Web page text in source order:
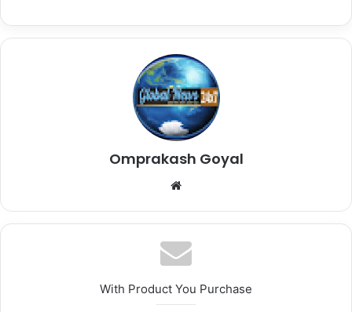
Omprakash Goyal
Website
With Product You Purchase